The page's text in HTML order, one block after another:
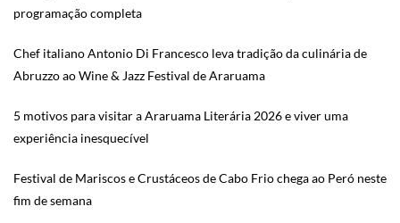
programação completa
Chef italiano Antonio Di Francesco leva tradição da culinária de
Abruzzo ao Wine & Jazz Festival de Araruama
5 motivos para visitar a Araruama Literária 2026 e viver uma
experiência inesquecível
Festival de Mariscos e Crustáceos de Cabo Frio chega ao Peró neste
fim de semana